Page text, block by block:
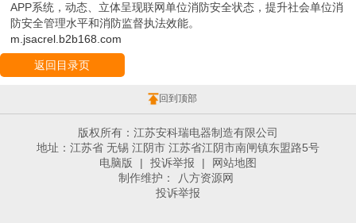
APP系统，动态、立体呈现联网单位消防安全状态，提升社会单位消
防安全管理水平和消防监督执法效能。
m.jsacrel.b2b168.com
返回目录页
回到顶部
版权所有：江苏安科瑞电器制造有限公司
地址：江苏省 无锡 江阴市 江苏省江阴市南闸镇东盟路5号
电脑版
| 投诉举报 |
网站地图
制作维护：
八方资源网
投诉举报